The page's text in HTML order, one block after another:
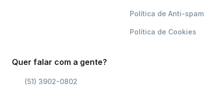
Política de Anti-spam
Política de Cookies
Quer falar com a gente?
(51) 3902-0802